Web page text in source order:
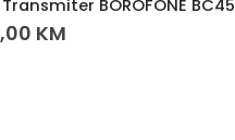
Transmiter BOROFONE BC45
KM